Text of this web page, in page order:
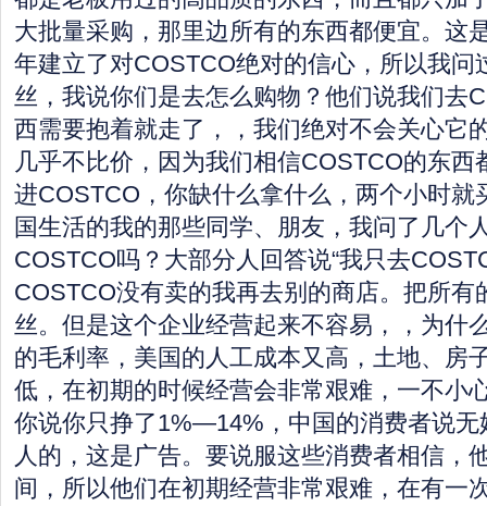
大批量采购，那里边所有的东西都便宜。这
年建立了对COSTCO绝对的信心，所以我问
丝，我说你们是去怎么购物？他们说我们去
西需要抱着就走了，，我们绝对不会关心它
几乎不比价，因为我们相信COSTCO的东西
进COSTCO，你缺什么拿什么，两个小时就
国生活的我的那些同学、朋友，我问了几个
COSTCO吗？大部分人回答说“我只去
COSTCO没有卖的我再去别的商店。把所有
丝。但是这个企业经营起来不容易，，为什
的毛利率，美国的人工成本又高，土地、房
低，在初期的时候经营会非常艰难，一不小
你说你只挣了1%—14%，中国的消费者说无
人的，这是广告。要说服这些消费者相信，
间，所以他们在初期经营非常艰难，在有一